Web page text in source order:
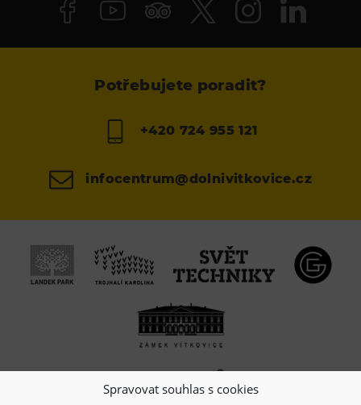
Spravovat souhlas s cookies
Potřebujete poradit?
+420 724 955 121
infocentrum@dolnivitkovice.cz